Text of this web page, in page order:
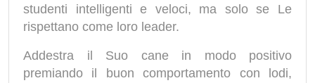
studenti intelligenti e veloci, ma solo se Le
rispettano come loro leader.
Addestra il Suo cane in modo positivo
premiando il buon comportamento con lodi,